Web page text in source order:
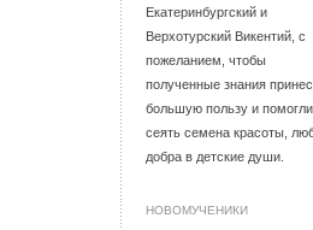
Екатеринбургский и
Верхотурский Викентий, с
пожеланием, чтобы
полученные знания
большую пользу и помогли
сеять семена красоты,
добра в детские души.
НОВОМУЧЕНИКИ